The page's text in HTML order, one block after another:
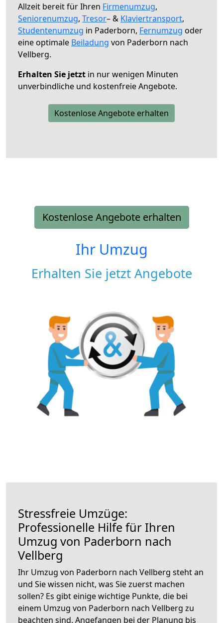
Allzeit bereit für Ihren Firmenumzug,
Seniorenumzug, Tresor– & Klaviertransport,
Studentenumzug in Paderborn, Fernumzug oder
eine optimale Beiladung von Paderborn nach
Vellberg.
Erhalten Sie jetzt in nur wenigen Minuten
unverbindliche und kostenfreie Angebote.
Kostenlose Angebote erhalten
Kostenlose Angebote erhalten
Ihr Umzug
Erhalten Sie jetzt Angebote
Stressfreie Umzüge:
Professionelle Hilfe für Ihren
Umzug von Paderborn nach
Vellberg
Ihr Umzug von Paderborn nach Vellberg steht an
und Sie wissen nicht, was Sie zuerst machen
sollen? Es gibt einige wichtige Punkte, die bei
einem Umzug von Paderborn nach Vellberg zu
beachten sind. Angefangen bei der Planung bis